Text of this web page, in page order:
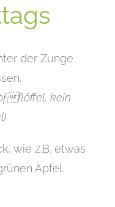
der Zunge
flöffel, kein
wie z.B. etwas
Apfel.